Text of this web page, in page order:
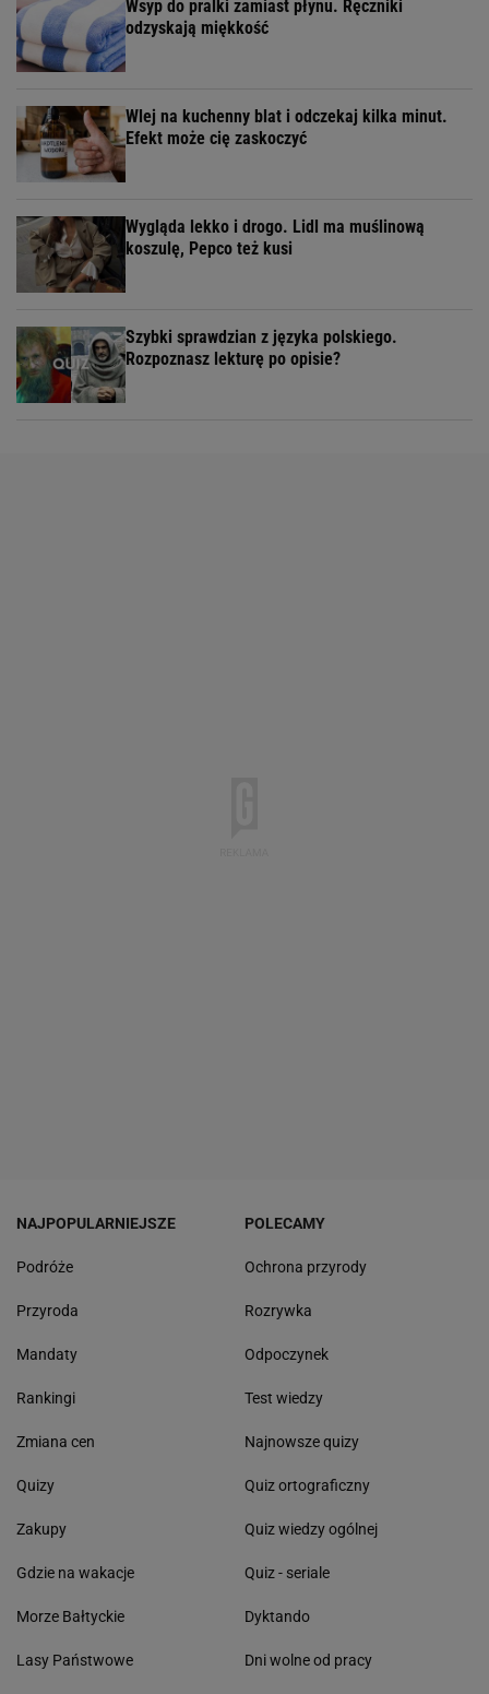
Wsyp do pralki zamiast płynu. Ręczniki
odzyskają miękkość
Wlej na kuchenny blat i odczekaj kilka minut.
Efekt może cię zaskoczyć
Wygląda lekko i drogo. Lidl ma muślinową
koszulę, Pepco też kusi
Szybki sprawdzian z języka polskiego.
Rozpoznasz lekturę po opisie?
NAJPOPULARNIEJSZE
Podróże
Przyroda
Mandaty
Rankingi
Zmiana cen
Quizy
Zakupy
Gdzie na wakacje
Morze Bałtyckie
Lasy Państwowe
POLECAMY
Ochrona przyrody
Rozrywka
Odpoczynek
Test wiedzy
Najnowsze quizy
Quiz ortograficzny
Quiz wiedzy ogólnej
Quiz - seriale
Dyktando
Dni wolne od pracy